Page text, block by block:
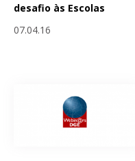
desafio às Escolas
07.04.16